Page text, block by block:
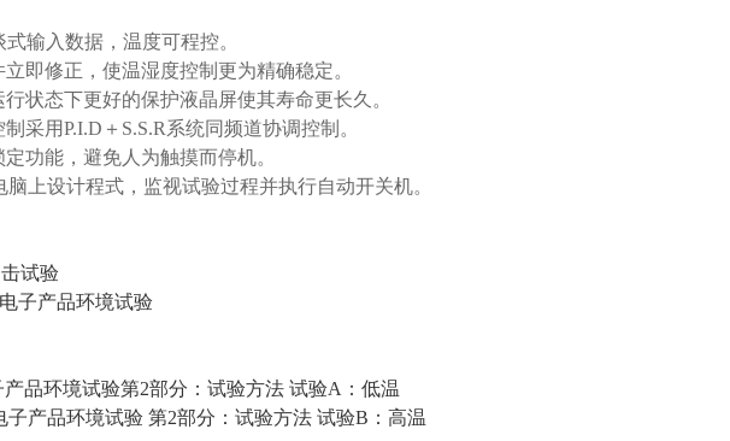
输入数据，温度可程控。
即修正，使温湿度控制更为精确稳定。
状态下更好的保护液晶屏使其寿命更长久。
采用P.I.D＋S.S.R系统同频道协调控制。
功能，避免人为触摸而停机。
上设计程式，监视试验过程并执行自动开关机。
试验
子产品环境试验
产品环境试验第2部分：试验方法 试验A：低温
子产品环境试验 第2部分：试验方法 试验B：高温